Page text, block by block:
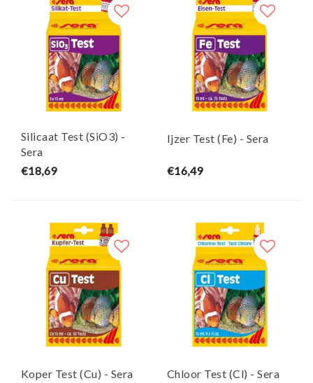
Silicaat Test (SiO3) -
Sera
€18,69
Ijzer Test (Fe) - Sera
€16,49
Koper Test (Cu) - Sera Chloor Test (Cl) - Sera